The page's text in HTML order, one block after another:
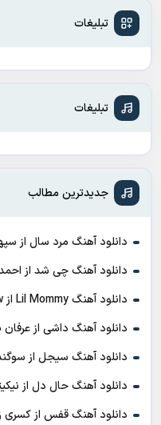
تبلیغات
تبلیغات
جدیدترین مطالب
دانلود آهنگ مرد سال از سپهر خلسه
دانلود آهنگ چی شد از احمد سلو با
دانلود آهنگ Lil Mommy از Outlaw با کیفیت 320 + متن آهنگ
دانلود آهنگ داشی از عرفان با کیفیت
دانلود آهنگ سیجل از سوگند با
دانلود آهنگ حال دل از نیکیتا و
دانلود آهنگ قفس از کسری زاهدی با